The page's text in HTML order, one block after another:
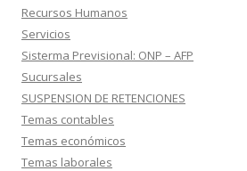
Recursos Humanos
Servicios
Sisterma Previsional: ONP – AFP
Sucursales
SUSPENSION DE RETENCIONES
Temas contables
Temas económicos
Temas laborales